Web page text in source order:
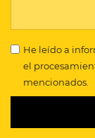
He leído a
el
mencionados.